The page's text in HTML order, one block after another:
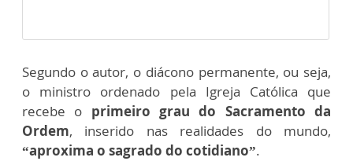
Segundo o autor, o diácono permanente, ou seja,
o ministro ordenado pela Igreja Católica que
recebe o primeiro grau do Sacramento da
Ordem, inserido nas realidades do mundo,
“aproxima o sagrado do cotidiano”.